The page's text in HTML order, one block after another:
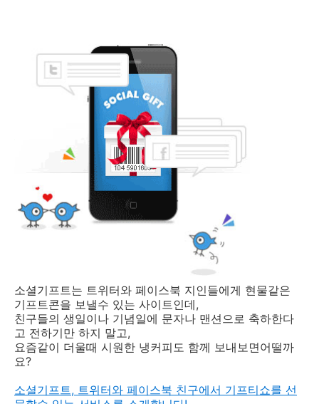
소셜기프트는 트위터와 페이스북 지인들에게 현물같은
기프트콘을 보낼수 있는 사이트인데,
친구들의 생일이나 기념일에 문자나 맨션으로 축하한다
고 전하기만 하지 말고,
요즘같이 더울때 시원한 냉커피도 함께 보내보면어떨까
요?
소셜기프트, 트위터와 페이스북 친구에서 기프티쇼를 선